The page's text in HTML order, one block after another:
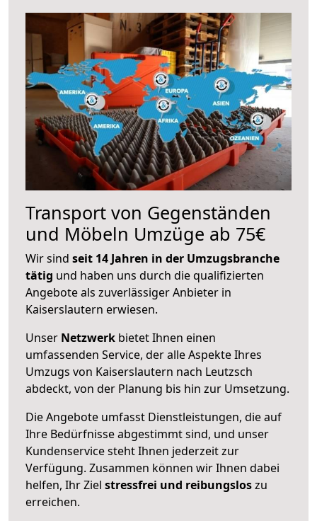
Transport von Gegenständen
und Möbeln Umzüge ab 75€
Wir sind seit 14 Jahren in der Umzugsbranche
tätig und haben uns durch die qualifizierten
Angebote als zuverlässiger Anbieter in
Kaiserslautern erwiesen.
Unser Netzwerk bietet Ihnen einen
umfassenden Service, der alle Aspekte Ihres
Umzugs von Kaiserslautern nach Leutzsch
abdeckt, von der Planung bis hin zur Umsetzung.
Die Angebote umfasst Dienstleistungen, die auf
Ihre Bedürfnisse abgestimmt sind, und unser
Kundenservice steht Ihnen jederzeit zur
Verfügung. Zusammen können wir Ihnen dabei
helfen, Ihr Ziel stressfrei und reibungsloszu
erreichen.